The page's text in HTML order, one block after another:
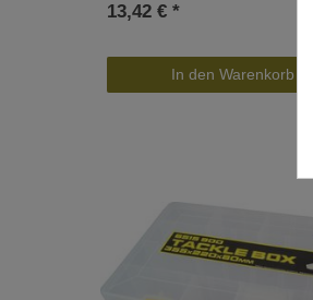
13,42 € *
In den Warenkorb